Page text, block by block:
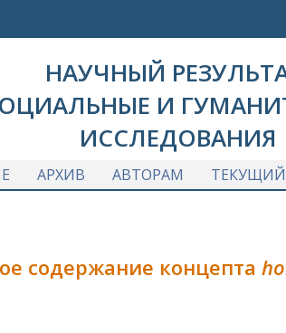
НАУЧНЫЙ
И
ИССЛЕДОВАНИЯ
АРХИВ АВТОРАМ
содержание концепта